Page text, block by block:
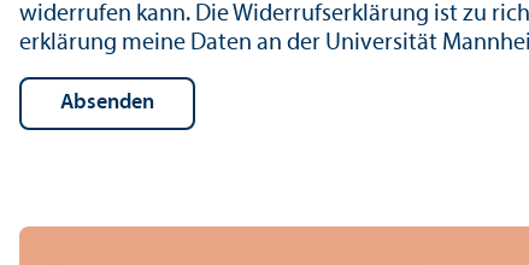
widerrufen kann. Die Widerrufs­erklärung ist zu
erklärung meine Daten an der Universität